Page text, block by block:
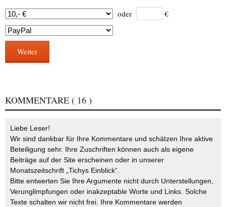
oder €
Weiter
KOMMENTARE ( 16 )
Liebe Leser!
Wir sind dankbar für Ihre Kommentare und schätzen Ihre aktive
Beteiligung sehr. Ihre Zuschriften können auch als eigene
Beiträge auf der Site erscheinen oder in unserer
Monatszeitschrift „Tichys Einblick“.
Bitte entwerten Sie Ihre Argumente nicht durch Unterstellungen,
Verunglimpfungen oder inakzeptable Worte und Links. Solche
Texte schalten wir nicht frei. Ihre Kommentare werden